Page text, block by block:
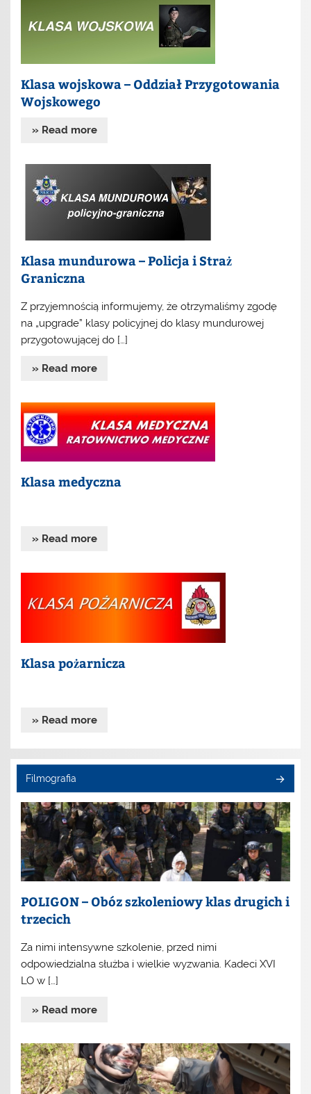
Klasa wojskowa – Oddział Przygotowania
Wojskowego
» Read more
Klasa mundurowa – Policja i Straż
Graniczna
Z przyjemnością informujemy, że otrzymaliśmy zgodę
na „upgrade” klasy policyjnej do klasy mundurowej
przygotowującej do […]
» Read more
Klasa medyczna
» Read more
Klasa pożarnicza
» Read more
Filmografia
POLIGON – Obóz szkoleniowy klas drugich i
trzecich
Za nimi intensywne szkolenie, przed nimi
odpowiedzialna służba i wielkie wyzwania. Kadeci XVI
LO w […]
» Read more